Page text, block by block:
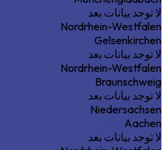
لا توجد بيانات بعد
Nordrhein-Westfalen
Gelsenkirchen
لا توجد بيانات بعد
Nordrhein-Westfalen
Braunschweig
لا توجد بيانات بعد
Niedersachsen
Aachen
لا توجد بيانات بعد